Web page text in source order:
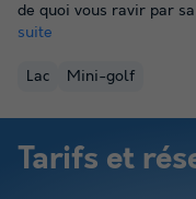
de quoi vous ravir par
suite
Lac Mini-golf
Tarifs et